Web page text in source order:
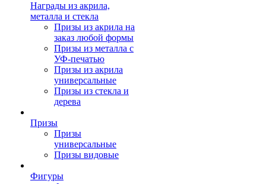
Награды из акрила,
металла и стекла
Призы из акрила на
заказ любой формы
Призы из металла с
УФ-печатью
Призы из акрила
универсальные
Призы из стекла и
дерева
Призы
Призы
универсальные
Призы видовые
Фигуры